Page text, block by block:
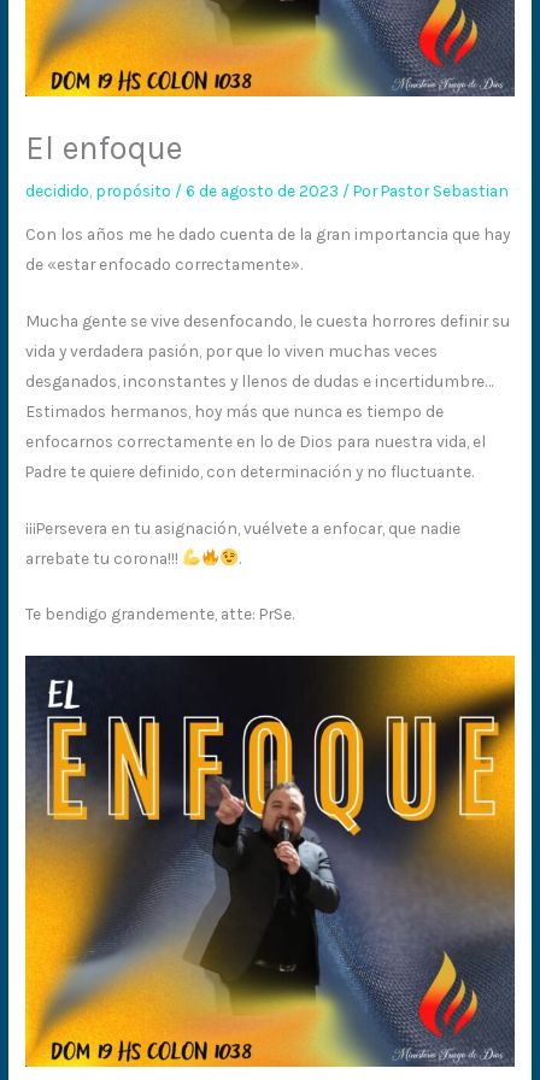
El enfoque
decidido propósito /6 de agosto de 2023 / PorPastor Sebastian
Con los años me he dado cuenta de la gran importancia que hay
de «estar enfocado correctamente».
Mucha gente se vive desenfocando, le cuesta horrores definir su
vida y verdadera pasión, por que lo viven muchas veces
desganados, inconstantes y llenos de dudas e incertidumbre…
Estimados hermanos, hoy más que nunca es tiempo de
enfocarnos correctamente en lo de Dios para nuestra vida, el
Padre te quiere definido, con determinación y no fluctuante.
¡¡¡Persevera en tu asignación, vuélvete a enfocar, que nadie
arrebate tu corona!!!
.
Te bendigo grandemente, atte: PrSe.